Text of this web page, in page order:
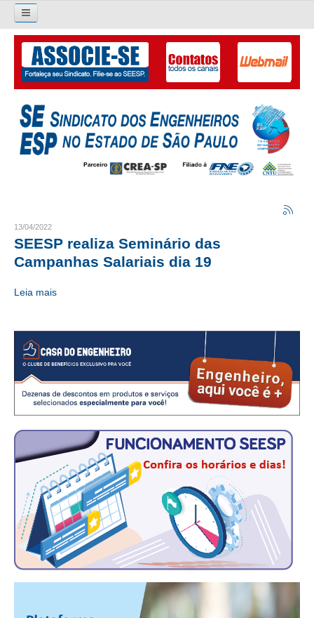
Pesquisar...
O SINDICATO
APRESENTAÇÃO
PALAVRA DO PRESIDENTE
LIVRO GESTÃO 2026-2029
CRESCE BRASIL
CONSELHO TECNOLÓGICO
HISTÓRICO E ATUAÇÃO
CONSELHOS ASSESSORES
PERSONALIDADES DA TECNOLOGIA
NÚCLEO DA MULHER ENGENHEIRA
TRANSPARÊNCIA
JURÍDICO
13/04/2022
SEESP realiza Seminário das
Campanhas Salariais dia 19
Leia mais